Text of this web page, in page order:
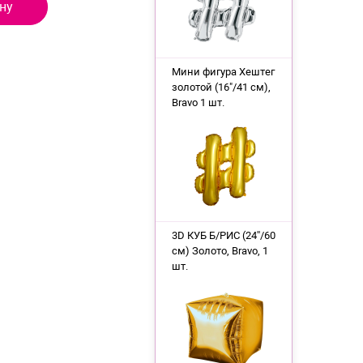
Мини фигура Хештег
золотой (16"/41 см),
Bravo 1 шт.
3D КУБ Б/РИС (24''/60
см) Золото, Bravo, 1
шт.